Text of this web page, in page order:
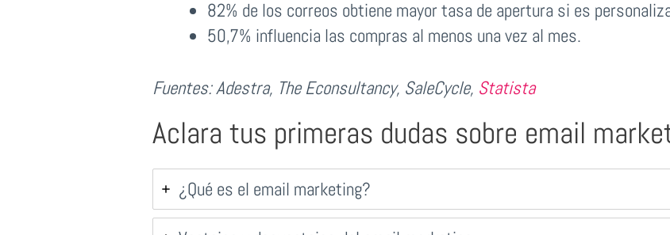
82% de los correos obtiene mayor tasa de apertura si es
50,7% influencia las compras al menos una vez al mes.
Fuentes: Adestra, The Econsultancy, SaleCycle, Statista
Aclara tus primeras dudas sobre email
¿Qué es el email marketing?